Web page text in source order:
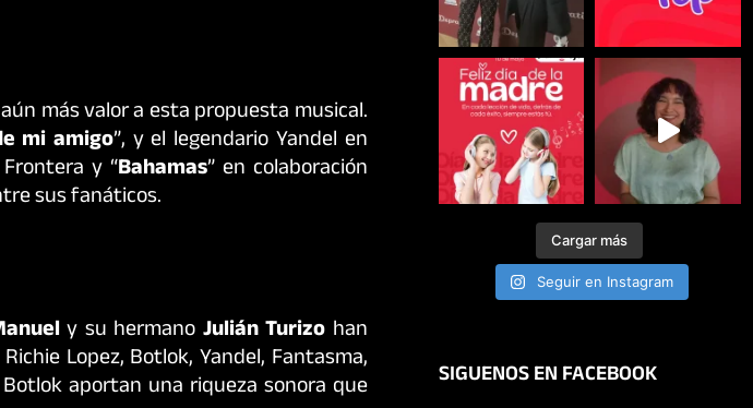
más valor a esta propuesta musical.
mi amigo”, y el legendario Yandel en
y “Bahamas” en colaboración
sus fanáticos.
y su hermano Julián Turizo han
Lopez, Botlok, Yandel, Fantasma,
aportan una riqueza sonora que
Cargar más
Seguir en Instagram
SIGUENOS EN FACEBOOK